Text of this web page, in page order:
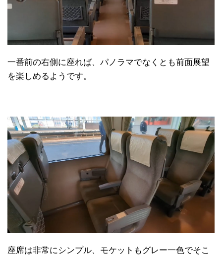
一番前の右側に座れば、パノラマでなくとも前面展望
を楽しめるようです。
座席は非常にシンプル、モケットもグレー一色でそこ